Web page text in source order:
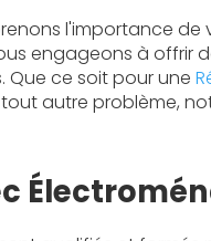
l'importance de
engageons à offrir
ce soit pour une
autre problème,